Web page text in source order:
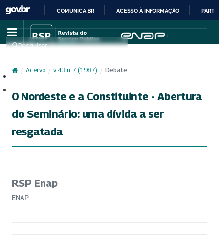
IR
PARA
CONTEÚDO
COMUNICA BR ACESSO À INFORMAÇÃO
Pesquisar
/ Acervo / v. 43 n. 7 (1987) / Debate
0 Nordeste e a Constituinte - Abertura
do Seminário: uma dívida a ser
resgatada
RSP Enap
ENAP